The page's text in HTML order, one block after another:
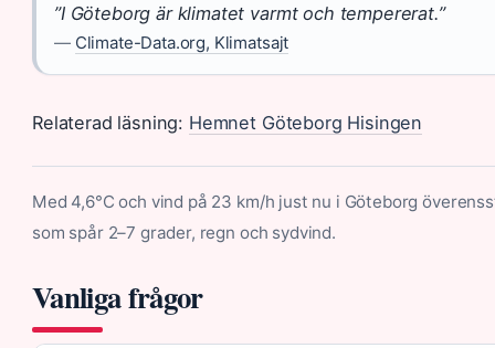
”I Göteborg är klimatet varmt och tempererat.”
— Climate-Data.org, Klimatsajt
Relaterad läsning: Hemnet Göteborg Hisingen
Med 4,6°C och vind på 23 km/h just nu i Göteborg
som spår 2–7 grader, regn och sydvind.
Vanliga frågor